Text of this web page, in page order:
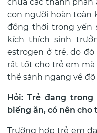
chứa các thành
con người hoàn toàn
đồng thời trong yến
kích thích sinh
estrogen ở trẻ, do
rất tốt cho trẻ em mà
thể sánh ngang về
Hỏi: Trẻ đang
biếng ăn, có nên cho
Trường hợp trẻ em